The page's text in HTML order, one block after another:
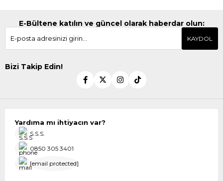
E-Bültene katılın ve güncel olarak haberdar olun:
KAYDOL
Bizi Takip Edin!
Yardıma mı ihtiyacın var?
S.S.S.
0850 305 3401
[email protected]